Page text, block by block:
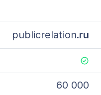
publicrelation.ru
60 000